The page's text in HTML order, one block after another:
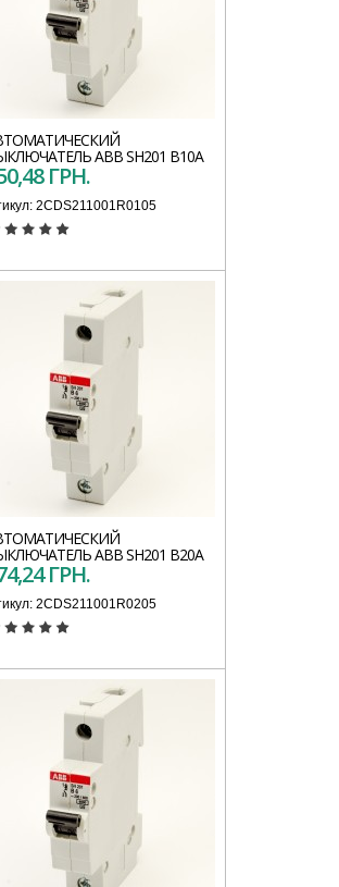
АВВ SH201 B10A
ГРН.
2CDS211001R0105
АВВ SH201 B20A
ГРН.
2CDS211001R0205